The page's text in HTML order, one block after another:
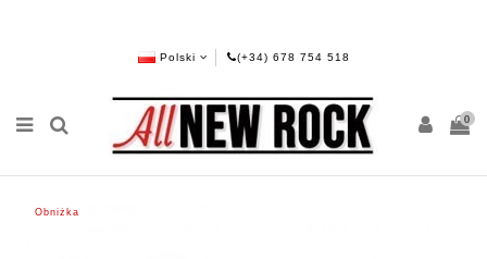
Polski (+34) 678 754 518
0
Obniżka